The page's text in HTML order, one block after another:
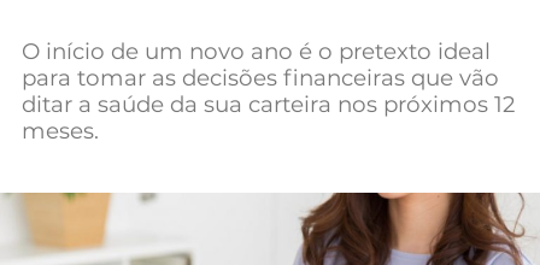
Negócios
Mundial 2026
O início de um novo ano é o pretexto ideal
para tomar as decisões financeiras que vão
ditar a saúde da sua carteira nos próximos 12
meses.